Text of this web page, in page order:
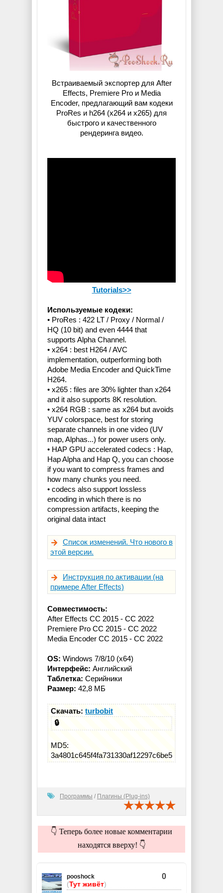
Встраиваемый экспортер для After
Effects, Premiere Pro и Media
Encoder, предлагающий вам кодеки
ProRes и h264 (x264 и x265) для
быстрого и качественного
рендеринга видео.
Tutorials>>
Используемые кодеки:
• ProRes : 422 LT / Proxy / Normal /
HQ (10 bit) and even 4444 that
supports Alpha Channel.
• x264 : best H264 / AVC
implementation, outperforming both
Adobe Media Encoder and QuickTime
H264.
• x265 : files are 30% lighter than x264
and it also supports 8K resolution.
• x264 RGB : same as x264 but avoids
YUV colorspace, best for storing
separate channels in one video (UV
map, Alphas...) for power users only.
• HAP GPU accelerated codecs : Hap,
Hap Alpha and Hap Q, you can choose
if you want to compress frames and
how many chunks you need.
• codecs also support lossless
encoding in which there is no
compression artifacts, keeping the
original data intact
Список изменений. Что нового в
этой версии.
Инструкция по активации (на
примере After Effects)
Совместимость:
After Effects CC 2015 - CC 2022
Premiere Pro CC 2015 - CC 2022
Media Encoder CC 2015 - CC 2022
OS: Windows 7/8/10 (x64)
Интерфейс: Английский
Таблетка: Серийники
Размер: 42,8 МБ
Скачать:turbobit
🔒
MD5:
3a4801c645f4fa731330af12297c6be5
Программы / Плагины (Plug-ins)
👇 Теперь более новые комментарии
находятся вверху! 👇
pooshock
(Тут живёт)
0